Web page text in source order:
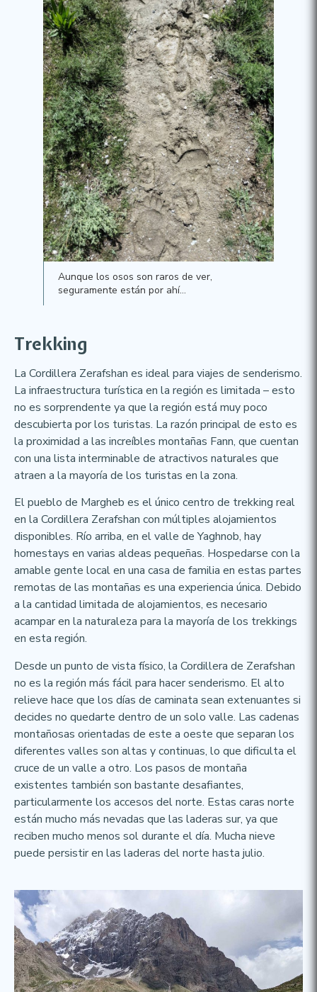
Aunque los osos son raros de ver,
seguramente están por ahí…
Trekking
La Cordillera Zerafshan es ideal para viajes de senderismo.
La infraestructura turística en la región es limitada – esto
no es sorprendente ya que la región está muy poco
descubierta por los turistas. La razón principal de esto es
la proximidad a las increíbles montañas Fann, que cuentan
con una lista interminable de atractivos naturales que
atraen a la mayoría de los turistas en la zona.
El pueblo de Margheb es el único centro de trekking real
en la Cordillera Zerafshan con múltiples alojamientos
disponibles. Río arriba, en el valle de Yaghnob, hay
homestays en varias aldeas pequeñas. Hospedarse con la
amable gente local en una casa de familia en estas partes
remotas de las montañas es una experiencia única. Debido
a la cantidad limitada de alojamientos, es necesario
acampar en la naturaleza para la mayoría de los trekkings
en esta región.
Desde un punto de vista físico, la Cordillera de Zerafshan
no es la región más fácil para hacer senderismo. El alto
relieve hace que los días de caminata sean extenuantes si
decides no quedarte dentro de un solo valle. Las cadenas
montañosas orientadas de este a oeste que separan los
diferentes valles son altas y continuas, lo que dificulta el
cruce de un valle a otro. Los pasos de montaña
existentes también son bastante desafiantes,
particularmente los accesos del norte. Estas caras norte
están mucho más nevadas que las laderas sur, ya que
reciben mucho menos sol durante el día. Mucha nieve
puede persistir en las laderas del norte hasta julio.